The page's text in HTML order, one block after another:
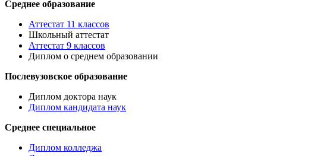
Среднее образование
Аттестат 11 классов
Школьный аттестат
Аттестат 9 классов
Диплом о среднем образовании
Послевузовское образование
Диплом доктора наук
Диплом кандидата наук
Среднее специальное
Диплом колледжа